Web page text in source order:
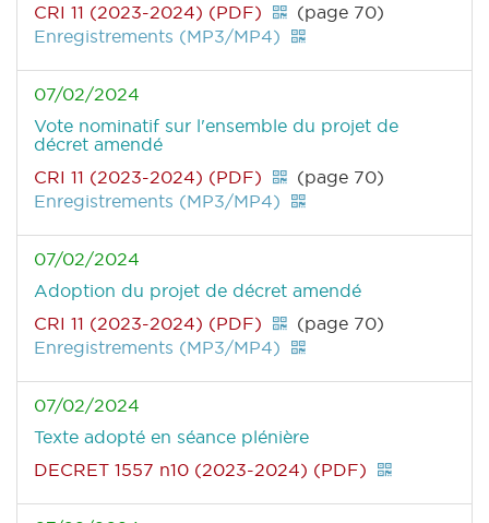
CRI 11 (2023-2024) (PDF)
(page 70)
Enregistrements (MP3/MP4)
07/02/2024
Vote nominatif sur l'ensemble du projet de
décret amendé
CRI 11 (2023-2024) (PDF)
(page 70)
Enregistrements (MP3/MP4)
07/02/2024
Adoption du projet de décret amendé
CRI 11 (2023-2024) (PDF)
(page 70)
Enregistrements (MP3/MP4)
07/02/2024
Texte adopté en séance plénière
DECRET 1557 n10 (2023-2024) (PDF)